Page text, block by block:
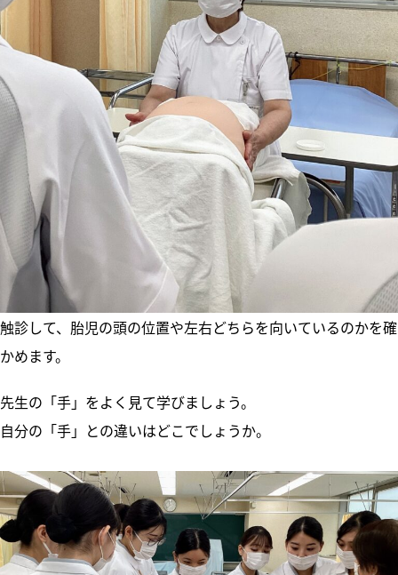
触診して、胎児の頭の位置や左右どちらを向いているのかを確
かめます。
先生の「手」をよく見て学びましょう。
自分の「手」との違いはどこでしょうか。